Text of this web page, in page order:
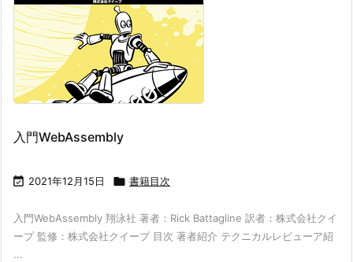
入門WebAssembly
 2021年12月15日  書籍目次
入門WebAssembly 翔泳社 著者：Rick Battagline 訳者：株式会社クイ
ープ 監修：株式会社クイープ 目次 著者紹介 テクニカルレビューア紹
...